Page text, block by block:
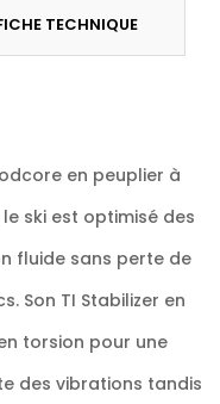
TECHNIQUE
en peuplier à
ski est optimisé des
fluide sans perte de
Son TI Stabilizer en
torsion pour une
des vibrations tandis